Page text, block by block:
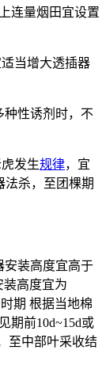
连量烟田宜设置
当增大透插器
种性诱剂时，不
发生规律，宜
法杀，至团棵期
安装高度宜高于
装高度宜为
期 根据当地棉
期前10d~15d或
至中部叶采收结